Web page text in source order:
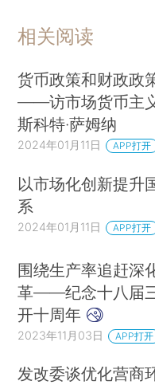
相关阅读
货币政策和财政政
——访市场货币主
斯科特·萨姆纳
2024年01月11日 APP打开
以市场化创新提升
系
2024年01月11日 APP打开
围绕生产率追赶深
革——纪念十八届
开十周年
2023年11月03日 APP打开
发改委谈优化营商